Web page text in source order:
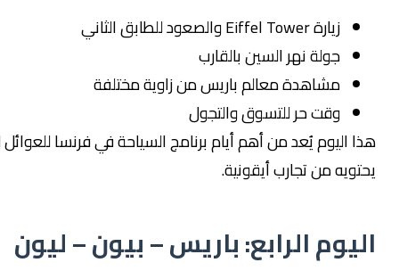
زيارة Eiffel Tower والصعود للطابق الثاني
جولة نهر السين بالقارب
مشاهدة معالم باريس من زاوية مختلفة
وقت حر للتسوق والتجول
يُعد من أهم أيام برنامج السياحة في فرنسا للعوائل لما
من تجارب أيقونية.
الرابع: باريس – بيون – ليون